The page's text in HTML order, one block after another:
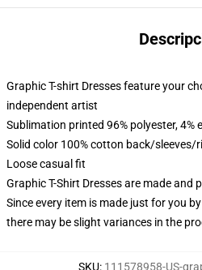
Graphic T-shirt Dresses feature your
independent artist
Sublimation printed 96% polyester, 4%
Solid color 100% cotton back/sleeves/
Loose casual fit
Graphic T-Shirt Dresses are made and
Since every item is made just for you
there may be slight variances in the
SKU: 111578958-US-